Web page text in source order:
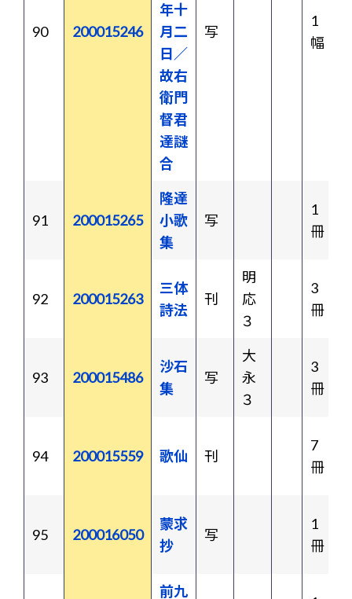
90 200015246
年十
月二
日／
故右
衛門
督君
達謎
合
写
1
幅
91 200015265
隆達
小歌
集
写
1
冊
92 200015263
三体
詩法
刊
明
応
３
3
冊
93 200015486
沙石
集
写
大
永
３
3
冊
94 200015559 歌仙 刊
7
冊
95 200016050
蒙求
抄
写
1
冊
前九